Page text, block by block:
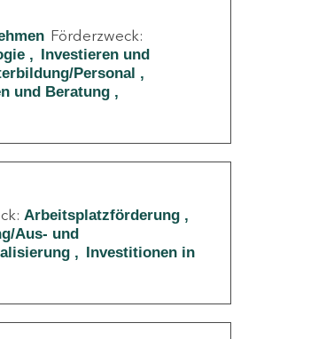
Förderzweck:
Investieren und
Personal
und Beratung
Arbeitsplatzförderung
Aus- und
Investitionen in